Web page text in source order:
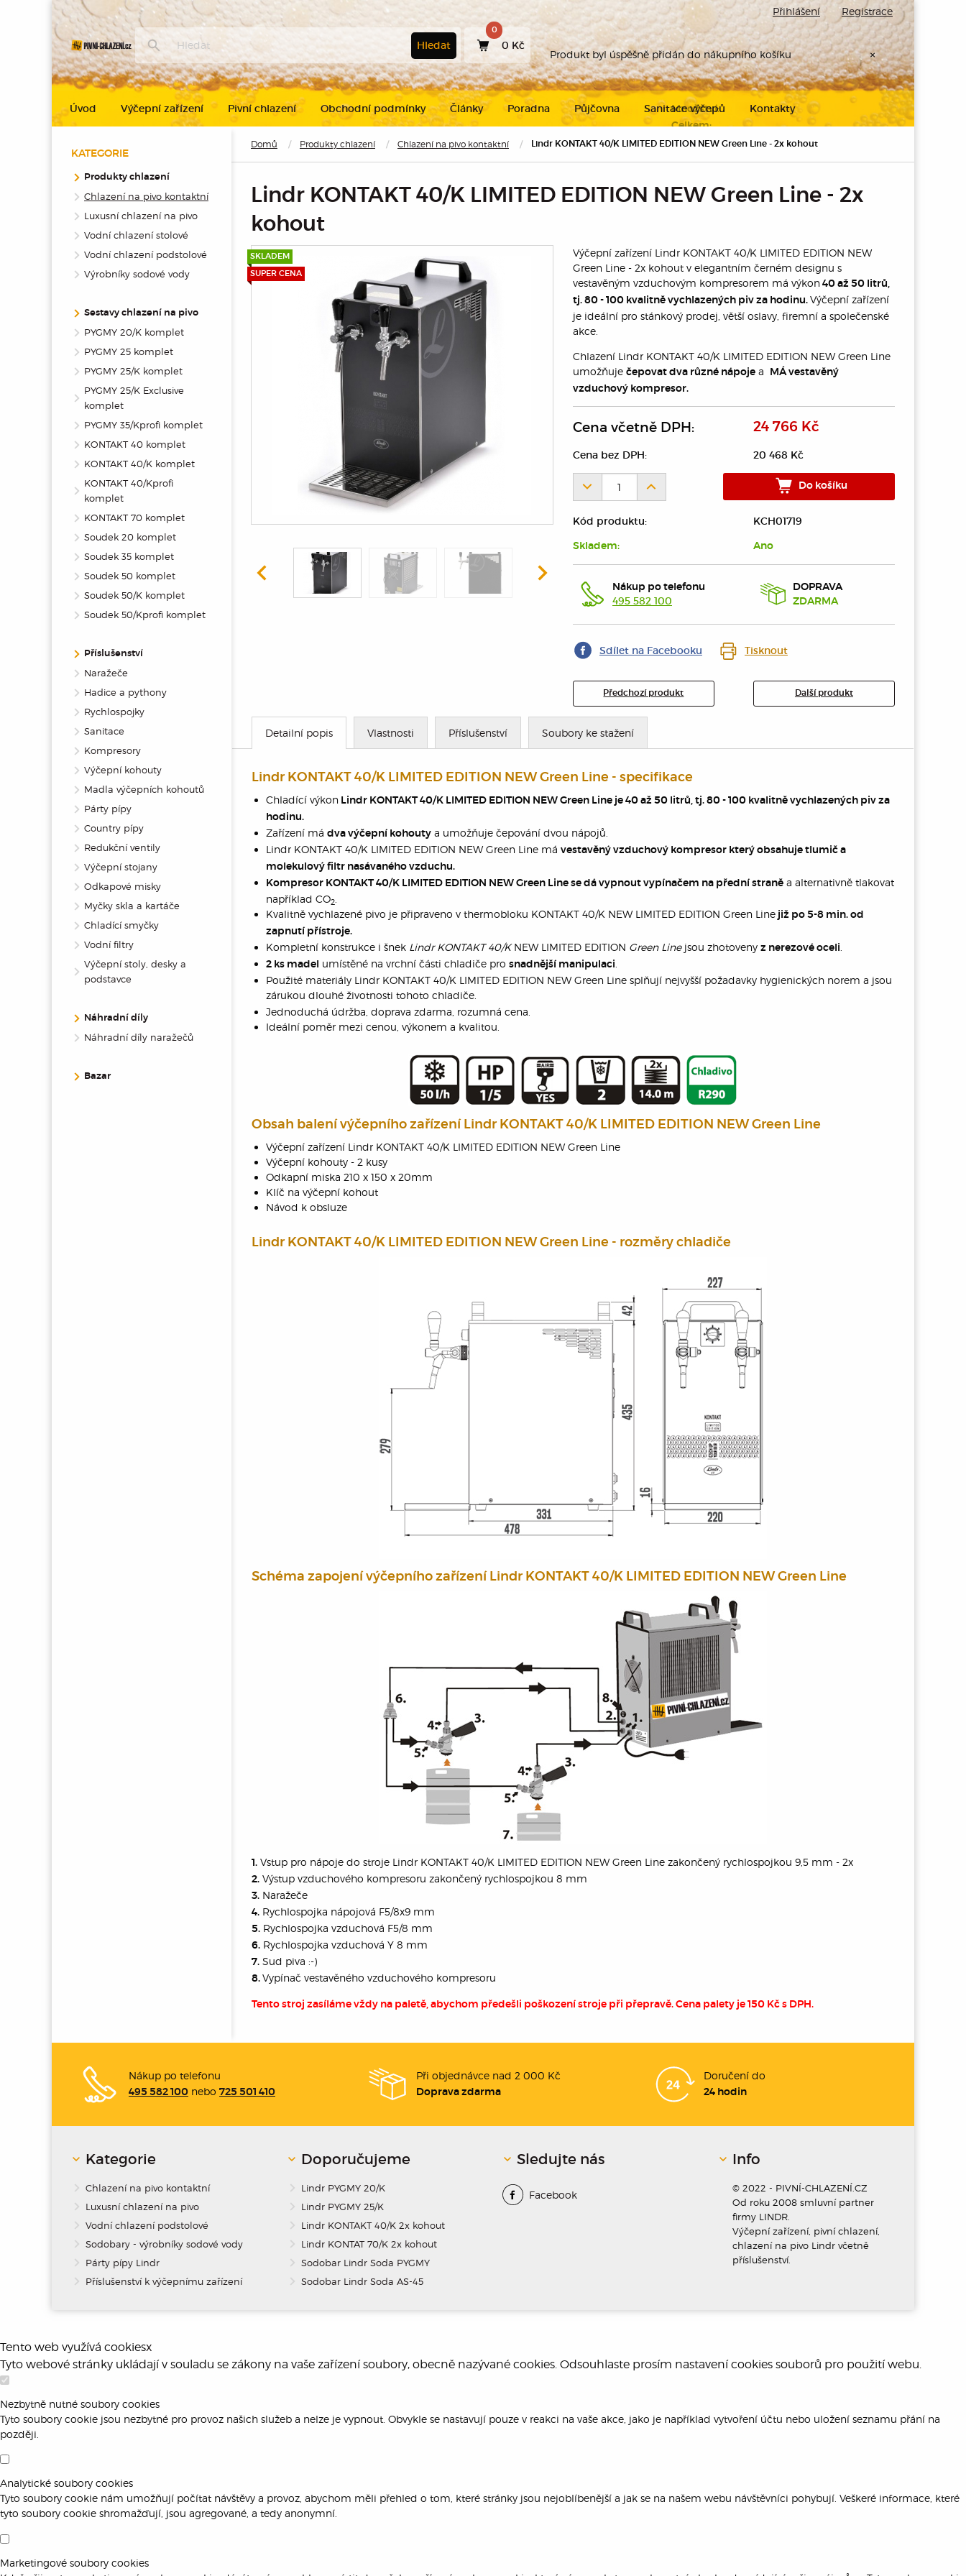
Hledat
Přihlášení Registrace
0
0 Kč
Produkt byl úspěšně přidán do nákupního košíku ×
Množství:
Celkem:
Domů Produkty chlazení Chlazení na pivo kontaktní Lindr KONTAKT 40/K LIMITED EDITION NEW Green Line - 2x kohout
Lindr KONTAKT 40/K LIMITED EDITION NEW Green Line - 2x
kohout
SKLADEM
SUPER CENA
Výčepní zařízení Lindr KONTAKT 40/K LIMITED EDITION NEW
Green Line - 2x kohout v elegantním černém designu s
vestavěným vzduchovým kompresorem má výkon 40 až 50 litrů,
tj. 80 - 100 kvalitně vychlazených piv za hodinu. Výčepní zařízení
je ideální pro stánkový prodej, větší oslavy, firemní a společenské
akce.
Chlazení Lindr KONTAKT 40/K LIMITED EDITION NEW Green Line
umožňuje čepovat dva různé nápojea
MÁ vestavěný
vzduchový kompresor.
Cena včetně DPH: 24 766 Kč
Cena bez DPH: 20 468 Kč
Do košíku
Kód produktu: KCH01719
Skladem: Ano
Nákup po telefonu
495 582 100
DOPRAVA
ZDARMA
Sdílet na Facebooku Tisknout
Předchozí produkt Další produkt
Detailní popis Vlastnosti Příslušenství Soubory ke stažení
Lindr KONTAKT 40/K LIMITED EDITION NEW Green Line - specifikace
Chladící výkon Lindr KONTAKT 40/K LIMITED EDITION NEW Green Line je 40 až 50 litrů, tj. 80 - 100 kvalitně vychlazených piv za
hodinu.
Zařízení má dva výčepní kohoutya umožňuje čepování dvou nápojů.
Lindr KONTAKT 40/K LIMITED EDITION NEW Green Line má vestavěný vzduchový kompresor který obsahuje tlumič a
molekulový filtr nasávaného vzduchu.
Kompresor KONTAKT 40/K LIMITED EDITION NEW Green Line se dá vypnout vypínačem na přední straněa alternativně tlakovat
například CO­2.
Kvalitně vychlazené pivo je připraveno v thermobloku KONTAKT 40/K NEW LIMITED EDITION Green Linejiž po 5-8 min. od
zapnutí přístroje.
Kompletní konstrukce i šnek Lindr KONTAKT 40/KNEW LIMITED EDITION Green Linejsou zhotoveny z nerezové oceli
2 ks madel umístěné na vrchní části chladiče pro snadnější manipulaci
Použité materiály Lindr KONTAKT 40/K LIMITED EDITION NEW Green Line splňují nejvyšší požadavky hygienických norem a jsou
zárukou dlouhé životnosti tohoto chladiče.
Jednoduchá údržba, doprava zdarma, rozumná cena.
Ideální poměr mezi cenou, výkonem a kvalitou.
Obsah balení výčepního zařízení Lindr KONTAKT 40/K LIMITED EDITION NEW Green Line
Výčepní zařízení Lindr KONTAKT 40/K LIMITED EDITION NEW Green Line
Výčepní kohouty - 2 kusy
Odkapní miska 210 x 150 x 20mm
Klíč na výčepní kohout
Návod k obsluze
Lindr KONTAKT 40/K LIMITED EDITION NEW Green Line - rozměry chladiče
Schéma zapojení výčepního zařízení Lindr KONTAKT 40/K LIMITED EDITION NEW Green Line
1.Vstup pro nápoje do stroje Lindr KONTAKT 40/K LIMITED EDITION NEW Green Line zakončený rychlospojkou 9,5 mm - 2x
2.Výstup vzduchového kompresoru zakončený rychlospojkou 8 mm
3.Naražeče
4.Rychlospojka nápojová F5/8x9 mm
5.Rychlospojka vzduchová F5/8 mm
6.Rychlospojka vzduchová Y 8 mm
7.Sud piva :-)
8. Vypínač vestavěného vzduchového kompresoru
Tento stroj zasíláme vždy na paletě, abychom předešli poškození stroje při přepravě. Cena palety je 150 Kč s DPH.
KATEGORIE
Produkty chlazení
Chlazení na pivo kontaktní
Luxusní chlazení na pivo
Vodní chlazení stolové
Vodní chlazení podstolové
Výrobníky sodové vody
Sestavy chlazení na pivo
PYGMY 20/K komplet
PYGMY 25 komplet
PYGMY 25/K komplet
PYGMY 25/K Exclusive
komplet
PYGMY 35/Kprofi komplet
KONTAKT 40 komplet
KONTAKT 40/K komplet
KONTAKT 40/Kprofi
komplet
KONTAKT 70 komplet
Soudek 20 komplet
Soudek 35 komplet
Soudek 50 komplet
Soudek 50/K komplet
Soudek 50/Kprofi komplet
Příslušenství
Naražeče
Hadice a pythony
Rychlospojky
Sanitace
Kompresory
Výčepní kohouty
Madla výčepních kohoutů
Párty pípy
Country pípy
Redukční ventily
Výčepní stojany
Odkapové misky
Myčky skla a kartáče
Chladící smyčky
Vodní filtry
Výčepní stoly, desky a
podstavce
Náhradní díly
Náhradní díly naražečů
Bazar
Úvod Výčepní zařízení Pivní chlazení Obchodní podmínky Články Poradna Půjčovna Sanitace výčepů Kontakty
Nákup po telefonu
495 582 100 nebo 725 501 410
Při objednávce nad 2 000 Kč
Doprava zdarma
Doručení do
24 hodin
Kategorie
Chlazení na pivo kontaktní
Luxusní chlazení na pivo
Vodní chlazení podstolové
Sodobary - výrobníky sodové vody
Párty pípy Lindr
Příslušenství k výčepnímu zařízení
Doporučujeme
Lindr PYGMY 20/K
Lindr PYGMY 25/K
Lindr KONTAKT 40/K 2x kohout
Lindr KONTAT 70/K 2x kohout
Sodobar Lindr Soda PYGMY
Sodobar Lindr Soda AS-45
Sledujte nás
Facebook
Info
© 2022 - PIVNÍ-CHLAZENÍ.CZ
Od roku 2008 smluvní partner
firmy LINDR.
Výčepní zařízení, pivní chlazení,
chlazení na pivo Lindr včetně
příslušenství.
Tento web využívá cookiesx
Tyto webové stránky ukládají v souladu se zákony na vaše zařízení soubory, obecně nazývané cookies. Odsouhlaste prosím nastavení cookies souborů pro použití webu.
Nezbytně nutné soubory cookies
Tyto soubory cookie jsou nezbytné pro provoz našich služeb a nelze je vypnout. Obvykle se nastavují pouze v reakci na vaše akce, jako je například vytvoření účtu nebo uložení seznamu přání na
později.
Analytické soubory cookies
Tyto soubory cookie nám umožňují počítat návštěvy a provoz, abychom měli přehled o tom, které stránky jsou nejoblíbenější a jak se na našem webu návštěvníci pohybují. Veškeré informace, které
tyto soubory cookie shromažďují, jsou agregované, a tedy anonymní.
Marketingové soubory cookies